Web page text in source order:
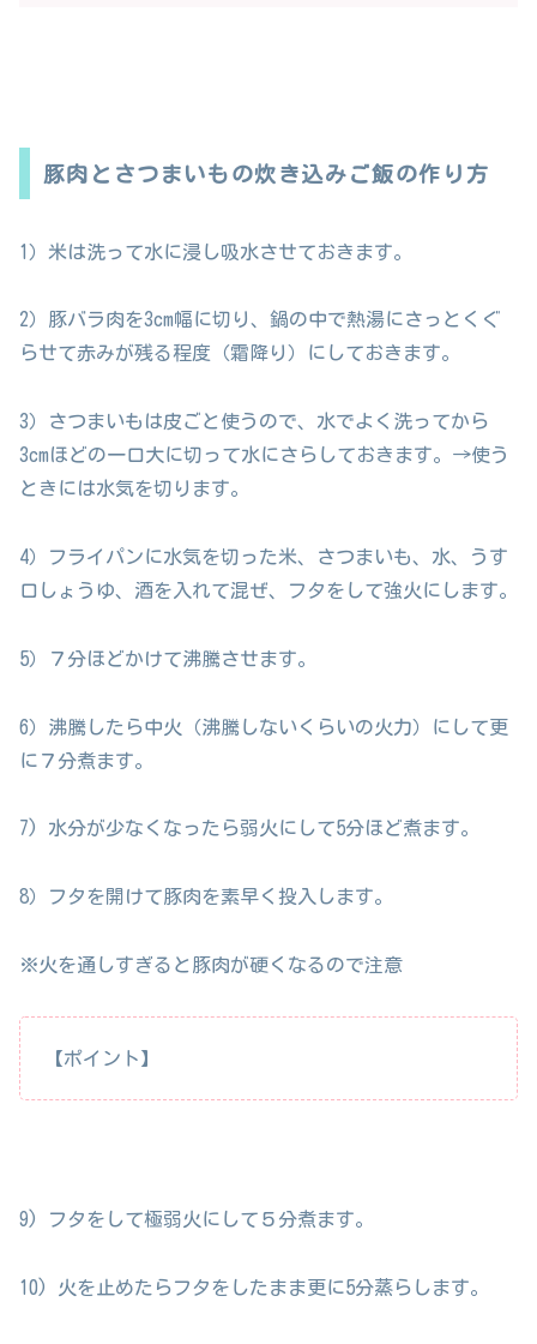
豚肉とさつまいもの炊き込みご飯の作り方
1）米は洗って水に浸し吸水させておきます。
2）豚バラ肉を3cm幅に切り、鍋の中で熱湯にさっとくぐ
らせて赤みが残る程度（霜降り）にしておきます。
3）さつまいもは皮ごと使うので、水でよく洗ってから
3cmほどの一口大に切って水にさらしておきます。→使う
ときには水気を切ります。
4）フライパンに水気を切った米、さつまいも、水、うす
口しょうゆ、酒を入れて混ぜ、フタをして強火にします。
5）７分ほどかけて沸騰させます。
6）沸騰したら中火（沸騰しないくらいの火力）にして更
に７分煮ます。
7) 水分が少なくなったら弱火にして5分ほど煮ます。
8）フタを開けて豚肉を素早く投入します。
※火を通しすぎると豚肉が硬くなるので注意
【ポイント】
9) フタをして極弱火にして５分煮ます。
10) 火を止めたらフタをしたまま更に5分蒸らします。